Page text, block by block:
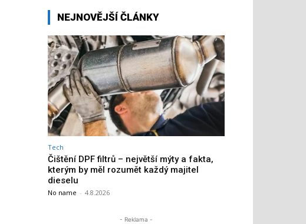
NEJNOVĚJŠÍ ČLÁNKY
Tech
Čištění DPF filtrů – největší mýty a fakta,
kterým by měl rozumět každý majitel
dieselu
No name - 4.8.2026
- Reklama -